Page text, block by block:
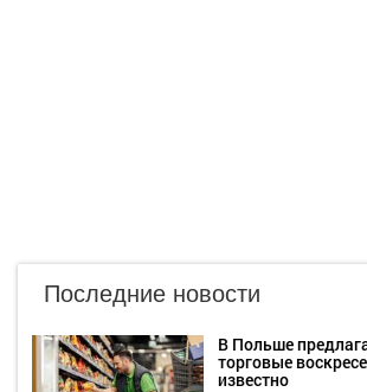
Последние новости
В Польше
торговые
известно